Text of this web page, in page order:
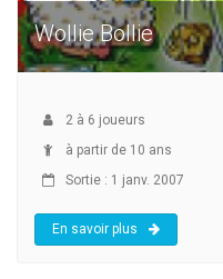
Wollie Bollie
2 à 6 joueurs
à partir de 10 ans
Sortie : 1 janv. 2007
En savoir plus